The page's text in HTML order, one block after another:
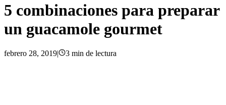
5 combinaciones para preparar
un guacamole gourmet
febrero 28, 2019| 3 min de lectura